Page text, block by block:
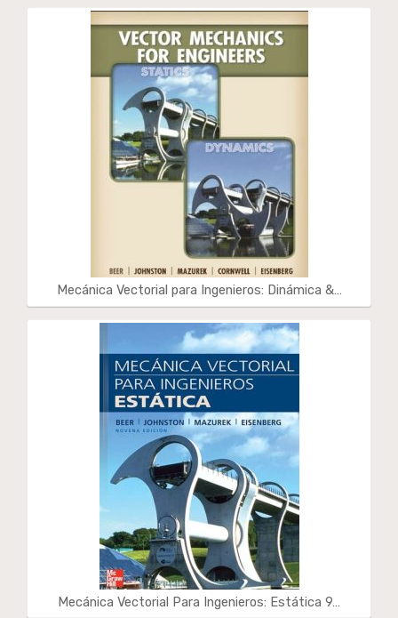
Mecánica Vectorial para Ingenieros: Dinámica &…
Mecánica Vectorial Para Ingenieros: Estática 9…